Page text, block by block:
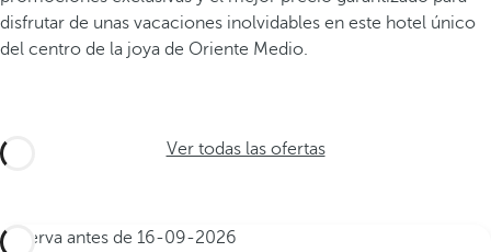
disfrutar de unas vacaciones inolvidables en este hotel único
del centro de la joya de Oriente Medio.
Ver todas las ofertas
Reserva antes de 16-09-2026